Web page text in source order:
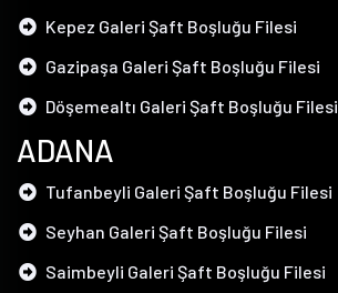
Kepez Galeri Şaft Boşluğu Filesi
Gazipaşa Galeri Şaft Boşluğu Filesi
Döşemealtı Galeri Şaft Boşluğu Filesi
ADANA
Tufanbeyli Galeri Şaft Boşluğu Filesi
Seyhan Galeri Şaft Boşluğu Filesi
Saimbeyli Galeri Şaft Boşluğu Filesi